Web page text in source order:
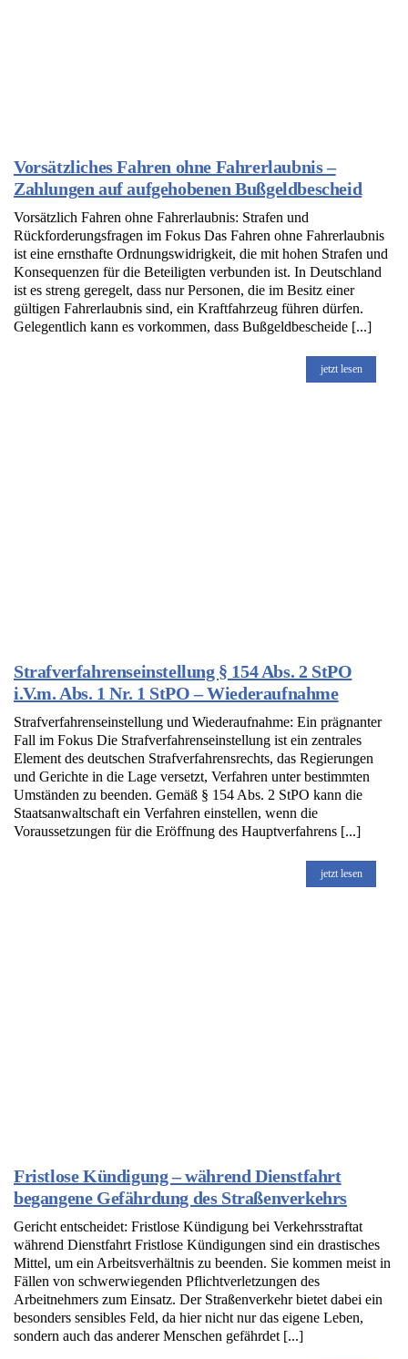
Vorsätzliches Fahren ohne Fahrerlaubnis –
Zahlungen auf aufgehobenen Bußgeldbescheid
Vorsätzlich Fahren ohne Fahrerlaubnis: Strafen und
Rückforderungsfragen im Fokus Das Fahren ohne Fahrerlaubnis
ist eine ernsthafte Ordnungswidrigkeit, die mit hohen Strafen und
Konsequenzen für die Beteiligten verbunden ist. In Deutschland
ist es streng geregelt, dass nur Personen, die im Besitz einer
gültigen Fahrerlaubnis sind, ein Kraftfahrzeug führen dürfen.
Gelegentlich kann es vorkommen, dass Bußgeldbescheide [...]
jetzt lesen
Strafverfahrenseinstellung § 154 Abs. 2 StPO
i.V.m. Abs. 1 Nr. 1 StPO – Wiederaufnahme
Strafverfahrenseinstellung und Wiederaufnahme: Ein prägnanter
Fall im Fokus Die Strafverfahrenseinstellung ist ein zentrales
Element des deutschen Strafverfahrensrechts, das Regierungen
und Gerichte in die Lage versetzt, Verfahren unter bestimmten
Umständen zu beenden. Gemäß § 154 Abs. 2 StPO kann die
Staatsanwaltschaft ein Verfahren einstellen, wenn die
Voraussetzungen für die Eröffnung des Hauptverfahrens [...]
jetzt lesen
Fristlose Kündigung – während Dienstfahrt
begangene Gefährdung des Straßenverkehrs
Gericht entscheidet: Fristlose Kündigung bei Verkehrsstraftat
während Dienstfahrt Fristlose Kündigungen sind ein drastisches
Mittel, um ein Arbeitsverhältnis zu beenden. Sie kommen meist in
Fällen von schwerwiegenden Pflichtverletzungen des
Arbeitnehmers zum Einsatz. Der Straßenverkehr bietet dabei ein
besonders sensibles Feld, da hier nicht nur das eigene Leben,
sondern auch das anderer Menschen gefährdet [...]